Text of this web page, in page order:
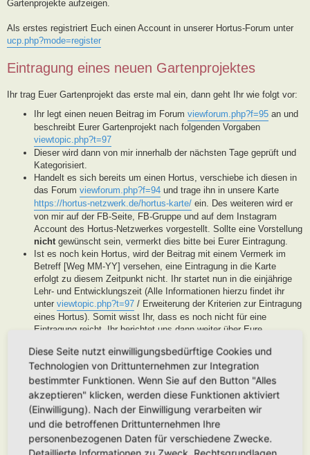
Gartenprojekte aufzeigen.
Als erstes registriert Euch einen Account in unserer Hortus-Forum unter
ucp.php?mode=register
Eintragung eines neuen Gartenprojektes
Ihr trag Euer Gartenprojekt das erste mal ein, dann geht Ihr wie folgt vor:
Ihr legt einen neuen Beitrag im Forum viewforum.php?f=95 an und
beschreibt Eurer Gartenprojekt nach folgenden Vorgaben
viewtopic.php?t=97
Dieser wird dann von mir innerhalb der nächsten Tage geprüft und
Kategorisiert.
Handelt es sich bereits um einen Hortus, verschiebe ich diesen in
das Forum viewforum.php?f=94 und trage ihn in unsere Karte
https://hortus-netzwerk.de/hortus-karte/ ein. Des weiteren wird er
von mir auf der FB-Seite, FB-Gruppe und auf dem Instagram
Account des Hortus-Netzwerkes vorgestellt. Sollte eine Vorstellung
nichtgewünscht sein, vermerkt dies bitte bei Eurer Eintragung.
Ist es noch kein Hortus, wird der Beitrag mit einem Vermerk im
Betreff [Weg MM-YY] versehen, eine Eintragung in die Karte
erfolgt zu diesem Zeitpunkt nicht. Ihr startet nun in die einjährige
Lehr- und Entwicklungszeit (Alle Informationen hierzu findet ihr
unter viewtopic.php?t=97 / Erweiterung der Kriterien zur Eintragung
eines Hortus). Somit wisst Ihr, dass es noch nicht für eine
Eintragung reicht, Ihr berichtet uns dann weiter über Eure
der Entwicklung Eures Gartens. Wenn unser Moderatorenteam der
Meinung ist, Euer Garten ist soweit, werden wir diesen als Hortus
eintragen. Eine Überprüfung erfolgt spätestens nach Ablauf des
Lehr- und Entwicklungsjahres. Stellen wir in dieser Zeit keine
Aktivität fest, werden wir die Eintragung archivieren.
Handelt es sich generell um keinen Hortus sondern um ein
Hortanes Habitat (Alle Gartenprojekte, die keinen klassischen
Hortus mit den drei Zonen darstellen, aber in Anlehnung an das
Diese Seite nutzt einwilligungsbedürftige Cookies und
Technologien von Drittunternehmen zur Integration
bestimmter Funktionen. Wenn Sie auf den Button "Alles
akzeptieren" klicken, werden diese Funktionen aktiviert
(Einwilligung). Nach der Einwilligung verarbeiten wir
und die betroffenen Drittunternehmen Ihre
personenbezogenen Daten für verschiedene Zwecke.